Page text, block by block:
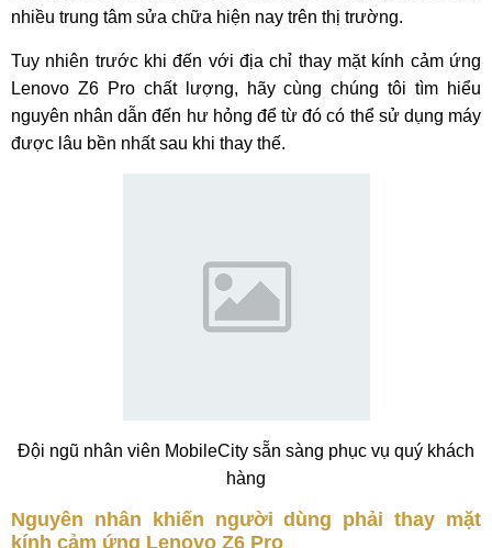
nhiều trung tâm sửa chữa hiện nay trên thị trường.
Tuy nhiên trước khi đến với địa chỉ thay mặt kính cảm ứng
Lenovo Z6 Pro chất lượng, hãy cùng chúng tôi tìm hiểu
nguyên nhân dẫn đến hư hỏng để từ đó có thể sử dụng máy
được lâu bền nhất sau khi thay thế.
Đội ngũ nhân viên MobileCity sẵn sàng phục vụ quý khách
hàng
Nguyên nhân khiến người dùng phải thay mặt
kính cảm ứng Lenovo Z6 Pro